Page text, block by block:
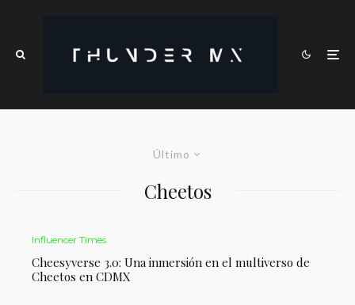
Último
Cheetos
Influencer Times
Cheesyverse 3.0: Una inmersión en el multiverso de
Cheetos en CDMX